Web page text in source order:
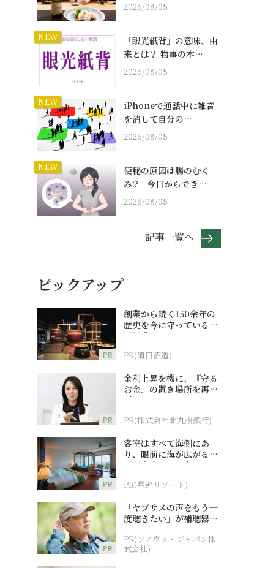
2026/08/05
NEW
「眼光紙背」の意味、由
来とは？ 物事の本…
2026/08/05
NEW
iPhoneで通話中に雑音
を消して自分の…
2026/08/05
NEW
便秘の原因は腸のむく
み!? 今日からでき…
2026/08/05
記事一覧へ
ピックアップ
PR
創業から続く150余年の
歴史を今に守っている濵
田酒造
PR(濵田酒造)
PR
金利上昇を機に、『守る
お金』の置き場所を再検
討
PR(株式会社北九州銀行)
PR
客室はすべて海側にあ
り、眼前に海が広がる
『西表島ホテル by 星野
PR(星野リゾート)
PR
「ヤブサメの声をもう一
度聴きたい」が補聴器チ
ャレンジの後押しに
PR(ソノヴァ・ジャパン株
式会社)